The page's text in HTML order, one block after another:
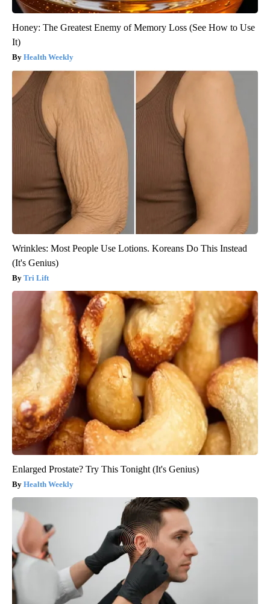
Honey: The Greatest Enemy of Memory Loss (See How to Use
It)
Health Weekly
Wrinkles: Most People Use Lotions. Koreans Do This Instead
(It's Genius)
Tri Lift
Enlarged Prostate? Try This Tonight (It's Genius)
Health Weekly